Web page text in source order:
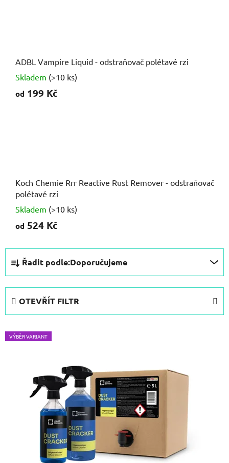
ADBL Vampire Liquid - odstraňovač polétavé rzi
Skladem (>10 ks)
od 199 Kč
Koch Chemie Rrr Reactive Rust Remover - odstraňovač
polétavé rzi
Skladem (>10 ks)
od 524 Kč
Ř
z
p
Řadit podle:Doporučujeme
OTEVŘÍT FILTR
V
ý
VÝBĚR VARIANT